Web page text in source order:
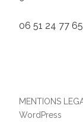
06 51 24 77 65
MENTIONS
WordPress